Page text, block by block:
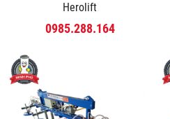
Herolift
0985.288.164